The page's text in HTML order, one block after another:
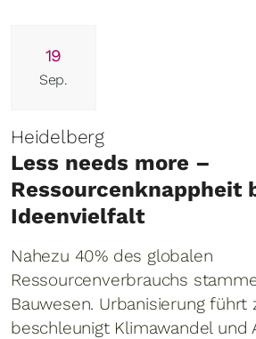
19
Sep.
Heidelberg
Less needs more –
Ressourcenknappheit
Ideenvielfalt
Nahezu 40% des globalen
Ressourcenverbrauchs
Bauwesen. Urbanisierung führt
beschleunigt Klimawandel und